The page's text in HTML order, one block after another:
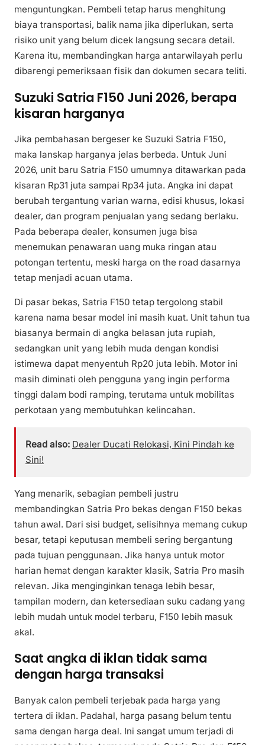
menguntungkan. Pembeli tetap harus menghitung
biaya transportasi, balik nama jika diperlukan, serta
risiko unit yang belum dicek langsung secara detail.
Karena itu, membandingkan harga antarwilayah perlu
dibarengi pemeriksaan fisik dan dokumen secara teliti.
Suzuki Satria F150 Juni 2026, berapa
kisaran harganya
Jika pembahasan bergeser ke Suzuki Satria F150,
maka lanskap harganya jelas berbeda. Untuk Juni
2026, unit baru Satria F150 umumnya ditawarkan pada
kisaran Rp31 juta sampai Rp34 juta. Angka ini dapat
berubah tergantung varian warna, edisi khusus, lokasi
dealer, dan program penjualan yang sedang berlaku.
Pada beberapa dealer, konsumen juga bisa
menemukan penawaran uang muka ringan atau
potongan tertentu, meski harga on the road dasarnya
tetap menjadi acuan utama.
Di pasar bekas, Satria F150 tetap tergolong stabil
karena nama besar model ini masih kuat. Unit tahun tua
biasanya bermain di angka belasan juta rupiah,
sedangkan unit yang lebih muda dengan kondisi
istimewa dapat menyentuh Rp20 juta lebih. Motor ini
masih diminati oleh pengguna yang ingin performa
tinggi dalam bodi ramping, terutama untuk mobilitas
perkotaan yang membutuhkan kelincahan.
Read also: Dealer Ducati Relokasi, Kini Pindah ke
Sini!
Yang menarik, sebagian pembeli justru
membandingkan Satria Pro bekas dengan F150 bekas
tahun awal. Dari sisi budget, selisihnya memang cukup
besar, tetapi keputusan membeli sering bergantung
pada tujuan penggunaan. Jika hanya untuk motor
harian hemat dengan karakter klasik, Satria Pro masih
relevan. Jika menginginkan tenaga lebih besar,
tampilan modern, dan ketersediaan suku cadang yang
lebih mudah untuk model terbaru, F150 lebih masuk
akal.
Saat angka di iklan tidak sama
dengan harga transaksi
Banyak calon pembeli terjebak pada harga yang
tertera di iklan. Padahal, harga pasang belum tentu
sama dengan harga deal. Ini sangat umum terjadi di